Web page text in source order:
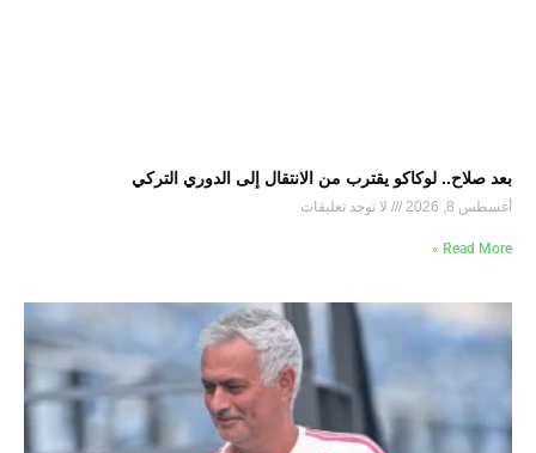
بعد صلاح.. لوكاكو يقترب من الانتقال إلى الدوري التركي
أغسطس 8, 2026 لا توجد تعليقات
Read More »